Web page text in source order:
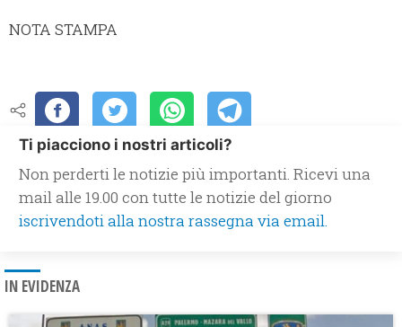
NOTA STAMPA
Ti piacciono i nostri articoli?
Non perderti le notizie più importanti. Ricevi una
mail alle 19.00 con tutte le notizie del giorno
iscrivendoti alla nostra rassegna via email.
IN EVIDENZA